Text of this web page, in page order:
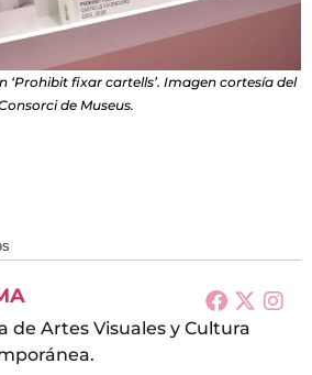
‘Prohibit fixar cartells’. Imagen cortesía del
de Museus.
de Artes Visuales y Cultura